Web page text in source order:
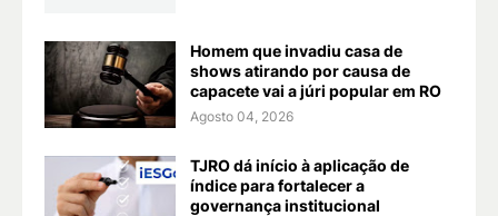
Homem que invadiu casa de
shows atirando por causa de
capacete vai a júri popular em RO
Agosto 04, 2026
TJRO dá início à aplicação de
índice para fortalecer a
governança institucional